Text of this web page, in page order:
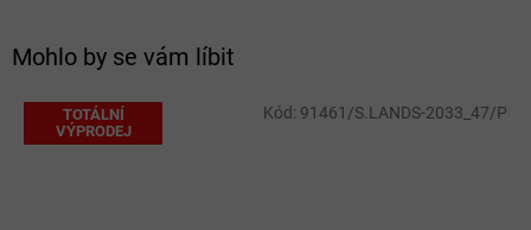
Mohlo by se vám líbit
TOTÁLNÍ
VÝPRODEJ
Kód: 91461/S.LANDS-2033_47/P